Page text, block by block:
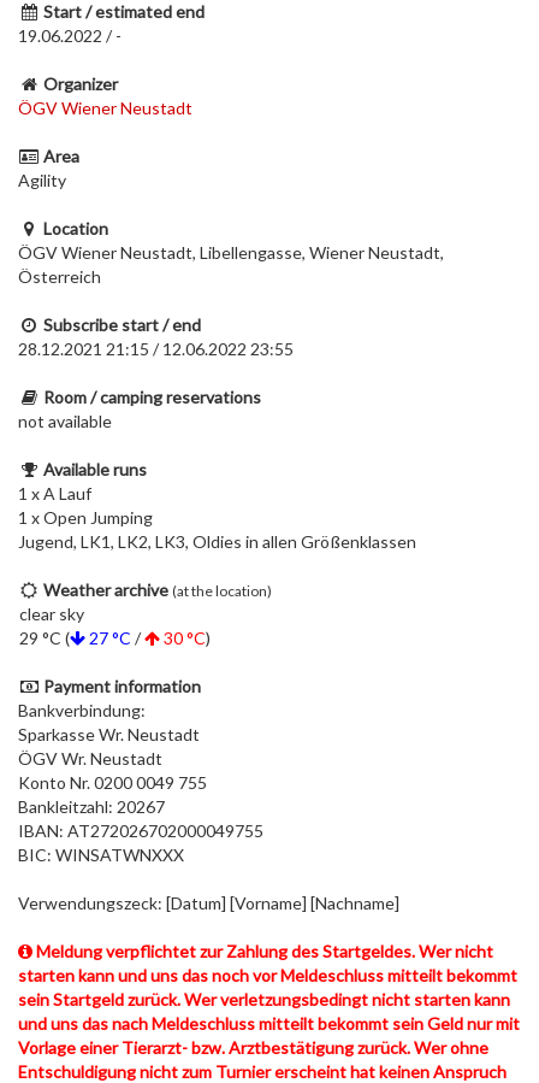
Start / estimated end
19.06.2022 / -
Organizer
ÖGV Wiener Neustadt
Area
Agility
Location
ÖGV Wiener Neustadt, Libellengasse, Wiener Neustadt,
Österreich
Subscribe start / end
28.12.2021 21:15 / 12.06.2022 23:55
Room / camping reservations
not available
Available runs
1 x A Lauf
1 x Open Jumping
Jugend, LK1, LK2, LK3, Oldies in allen Größenklassen
Weather archive (at the location)
clear sky
29 °C (
27 °C / 30 °C)
Payment information
Bankverbindung:
Sparkasse Wr. Neustadt
ÖGV Wr. Neustadt
Konto Nr. 0200 0049 755
Bankleitzahl: 20267
IBAN: AT272026702000049755
BIC: WINSATWNXXX
Verwendungszeck: [Datum] [Vorname] [Nachname]
Meldung verpflichtet zur Zahlung des Startgeldes. Wer nicht
starten kann und uns das noch vor Meldeschluss mitteilt bekommt
sein Startgeld zurück. Wer verletzungsbedingt nicht starten kann
und uns das nach Meldeschluss mitteilt bekommt sein Geld nur mit
Vorlage einer Tierarzt- bzw. Arztbestätigung zurück. Wer ohne
Entschuldigung nicht zum Turnier erscheint hat keinen Anspruch